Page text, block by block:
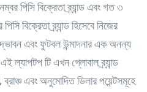
পিসি বিক্রেতা ব্র্যান্ড এবং গত ৩
বিক্রেতা ব্র্যান্ড হিসেবে নিজের
এবং ফুটবল উন্মাদনার এক অনন্য
ল্যাপটপ টি এখন গ্লোবাল ব্র্যান্ড
এবং অনুমোদিত ডিলার পয়েন্টসমূহে